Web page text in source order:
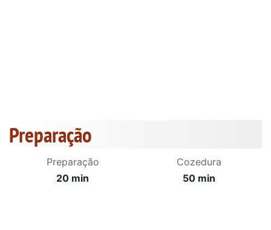
Preparação
Preparação
20 min
Cozedura
50 min